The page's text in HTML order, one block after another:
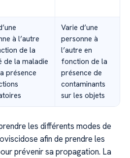
à l’autre
de la
de la maladie
présence
Varie d’une
personne à
l’autre en
fonction de la
présence de
contaminants
sur les objets
les différents modes de
afin de prendre les
prévenir sa propagation. La